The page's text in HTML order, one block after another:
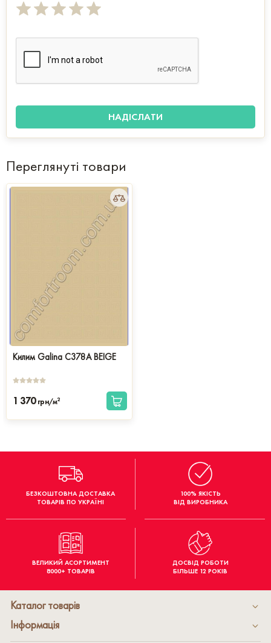
Переглянуті товари
Килим Galina C378A BEIGE
1 370 грн/м2
БЕЗКОШТОВНА ДОСТАВКА
ТОВАРІВ ПО УКРАЇНІ
100% ЯКІСТЬ
ВІД ВИРОБНИКА
ВЕЛИКИЙ АСОРТИМЕНТ
8000+ ТОВАРІВ
ДОСВІД РОБОТИ
БІЛЬШЕ 12 РОКІВ
Каталог товарів
Інформація